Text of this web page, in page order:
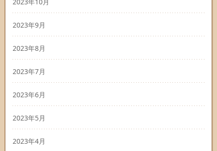
2023年10月
2023年9月
2023年8月
2023年7月
2023年6月
2023年5月
2023年4月